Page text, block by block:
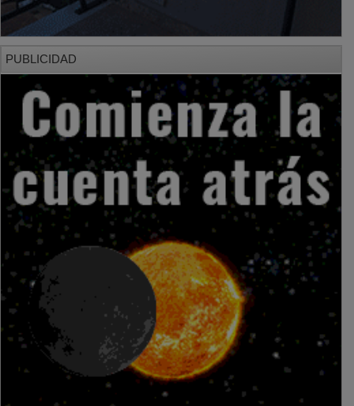
PUBLICIDAD